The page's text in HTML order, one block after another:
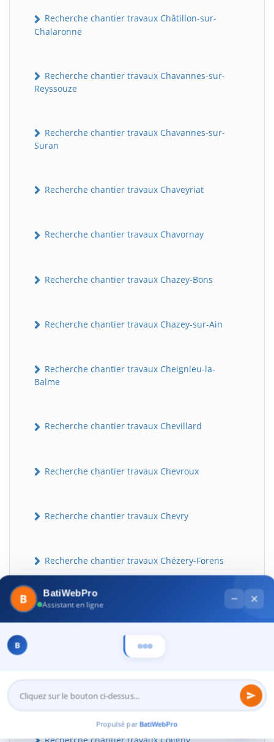
Recherche chantier travaux Châtillon-sur-
Chalaronne
Recherche chantier travaux Chavannes-sur-
Reyssouze
Recherche chantier travaux Chavannes-sur-
Suran
Recherche chantier travaux Chaveyriat
Recherche chantier travaux Chavornay
Recherche chantier travaux Chazey-Bons
Recherche chantier travaux Chazey-sur-Ain
Recherche chantier travaux Cheignieu-la-
Balme
Recherche chantier travaux Chevillard
Recherche chantier travaux Chevroux
Recherche chantier travaux Chevry
Recherche chantier travaux Chézery-Forens
Recherche chantier travaux Civrieux
Recherche chantier travaux Cize
Recherche chantier travaux Cleyzieu 32
B
BatiWebPro
Assistant en ligne
B
Propulsé par BatiWebPro